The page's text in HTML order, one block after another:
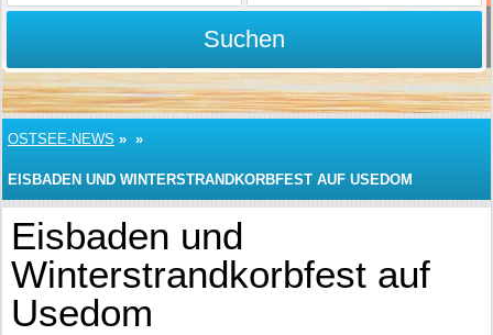
Suchen
OSTSEE-NEWS » »
EISBADEN UND WINTERSTRANDKORBFEST AUF USEDOM
Eisbaden und
Winterstrandkorbfest auf
Usedom